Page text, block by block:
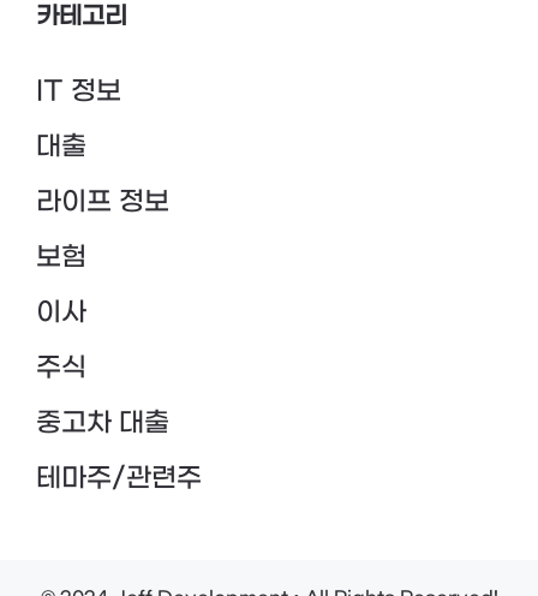
카테고리
IT 정보
대출
라이프 정보
보험
이사
주식
중고차 대출
테마주/관련주